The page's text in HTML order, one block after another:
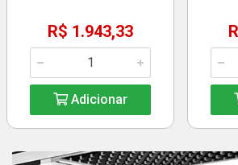
R$ 1.943,33
Adicionar